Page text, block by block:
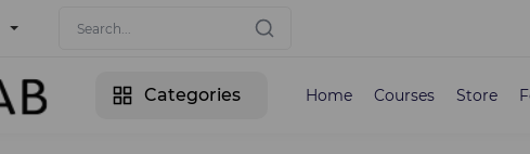
Categories Home Courses Store